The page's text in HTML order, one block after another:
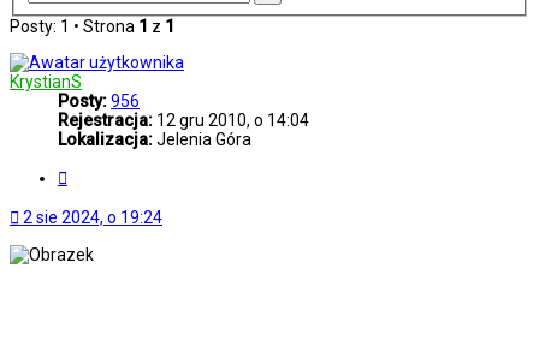
Posty: 1 • Strona 1 z 1
KrystianS
Posty:956
Rejestracja: 12 gru 2010, o 14:04
Lokalizacja:Jelenia Góra
2 sie 2024, o 19:24